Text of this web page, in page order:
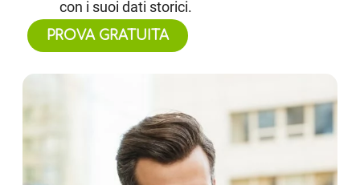
con i suoi dati storici.
PROVA GRATUITA